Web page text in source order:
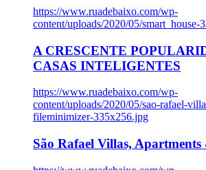
https://www.ruadebaixo.com/wp-
content/uploads/2020/05/smart_house-
A CRESCENTE
CASAS INTELIGENTES
https://www.ruadebaixo.com/wp-
content/uploads/2020/05/sao-rafael-
fileminimizer-335x256.jpg
São Rafael Villas, Apartments